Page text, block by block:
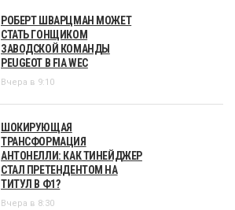
РОБЕРТ ШВАРЦМАН МОЖЕТ
СТАТЬ ГОНЩИКОМ
ЗАВОДСКОЙ КОМАНДЫ
PEUGEOT В FIA WEC
Вчера в 9:10
ШОКИРУЮЩАЯ
ТРАНСФОРМАЦИЯ
АНТОНЕЛЛИ: КАК ТИНЕЙДЖЕР
СТАЛ ПРЕТЕНДЕНТОМ НА
ТИТУЛ В Ф1?
Вчера в 8:30